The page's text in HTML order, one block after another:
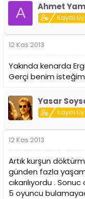
A Ahmet
Kayıtlı
12 Kas 2013
Yakında kenarda
Gerçi benim
Yasar
Kayıtlı
12 Kas 2013
Artık kurşun
günden fazla
cıkarılıyordu .
5 oyuncu